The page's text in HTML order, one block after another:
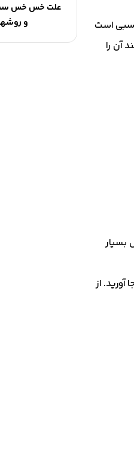
است
آن را
بسیار
از
علت خس خس
و